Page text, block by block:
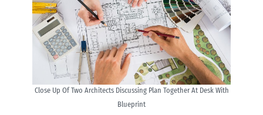
Close Up Of Two Architects Discussing Plan Together At Desk With
Blueprint